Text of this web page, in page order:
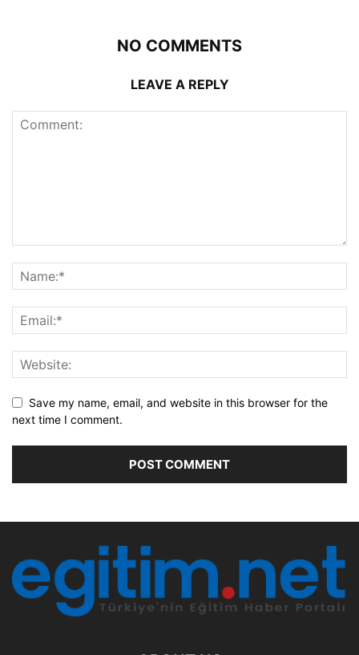
NO COMMENTS
LEAVE A REPLY
Save my name, email, and website in this browser for the
next time I comment.